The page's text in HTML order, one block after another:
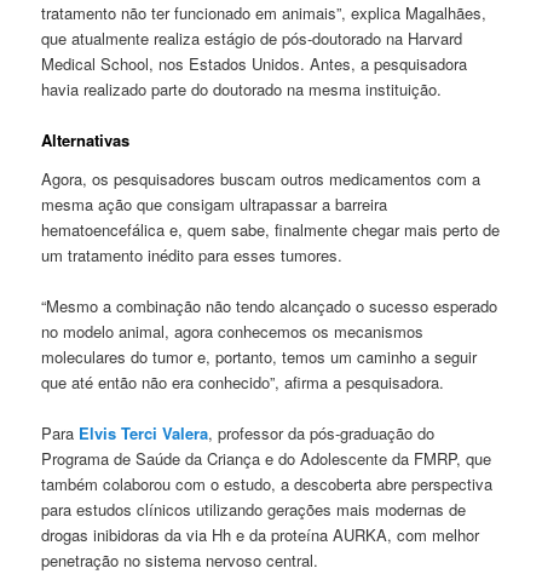
tratamento não ter funcionado em animais”, explica Magalhães,
que atualmente realiza estágio de pós-doutorado na Harvard
Medical School, nos Estados Unidos. Antes, a pesquisadora
havia realizado parte do doutorado na mesma instituição.
Alternativas
Agora, os pesquisadores buscam outros medicamentos com a
mesma ação que consigam ultrapassar a barreira
hematoencefálica e, quem sabe, finalmente chegar mais perto de
um tratamento inédito para esses tumores.
“Mesmo a combinação não tendo alcançado o sucesso esperado
no modelo animal, agora conhecemos os mecanismos
moleculares do tumor e, portanto, temos um caminho a seguir
que até então não era conhecido”, afirma a pesquisadora.
Para Elvis Terci Valera, professor da pós-graduação do
Programa de Saúde da Criança e do Adolescente da FMRP, que
também colaborou com o estudo, a descoberta abre perspectiva
para estudos clínicos utilizando gerações mais modernas de
drogas inibidoras da via Hh e da proteína AURKA, com melhor
penetração no sistema nervoso central.